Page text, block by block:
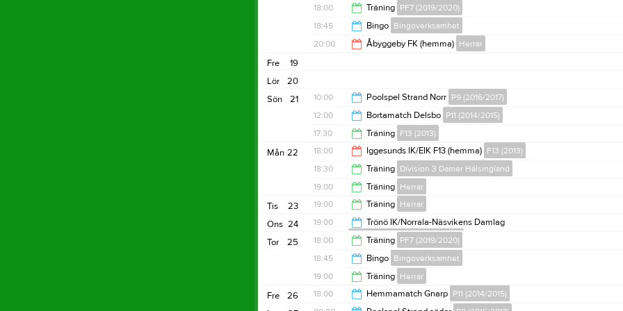
19:00
19:15
18:00 Träning PF7 (2019/2020)
19:00
18:45 Bingo Bingoverksamhet
20:00 Åbyggeby FK (hemma) Herrar
19
Fre
20
Lör
21
Sön 10:00 Poolspel Strand Norr P9 (2016/2017)
14:00
12:00 Bortamatch Delsbo P11 (2014/2015)
13:30
17:30 Träning F13 (2013)
19:00
22
Mån 18:00 Iggesunds IK/EIK F13 (hemma) F13 (2013)
20:00
18:30 Träning Division 3 Damer Hälsingland
20:00
19:00 Träning Herrar
20:30
23
Tis 19:00 Träning Herrar
20:30
24
Ons 19:00
Trönö IK/Norrala-Näsvikens Damlag
Division 3 Damer Hälsingland
21:00
25
Tor 18:00 Träning PF7 (2019/2020)
19:00
18:45 Bingo Bingoverksamhet
22:00
19:00 Träning Herrar
26
Fre 18:00 Hemmamatch Gnarp P11 (2014/2015)